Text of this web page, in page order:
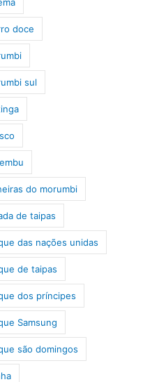
doce
sul
do morumbi
de taipas
das nações unidas
de taipas
dos príncipes
Samsung
são domingos